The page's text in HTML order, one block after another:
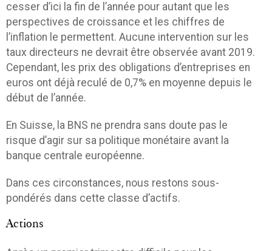
cesser d’ici la fin de l’année pour autant que les
perspectives de croissance et les chiffres de
l’inflation le permettent. Aucune intervention sur les
taux directeurs ne devrait être observée avant 2019.
Cependant, les prix des obligations d’entreprises en
euros ont déjà reculé de 0,7% en moyenne depuis le
début de l’année.
En Suisse, la BNS ne prendra sans doute pas le
risque d’agir sur sa politique monétaire avant la
banque centrale européenne.
Dans ces circonstances, nous restons sous-
pondérés dans cette classe d’actifs.
Actions